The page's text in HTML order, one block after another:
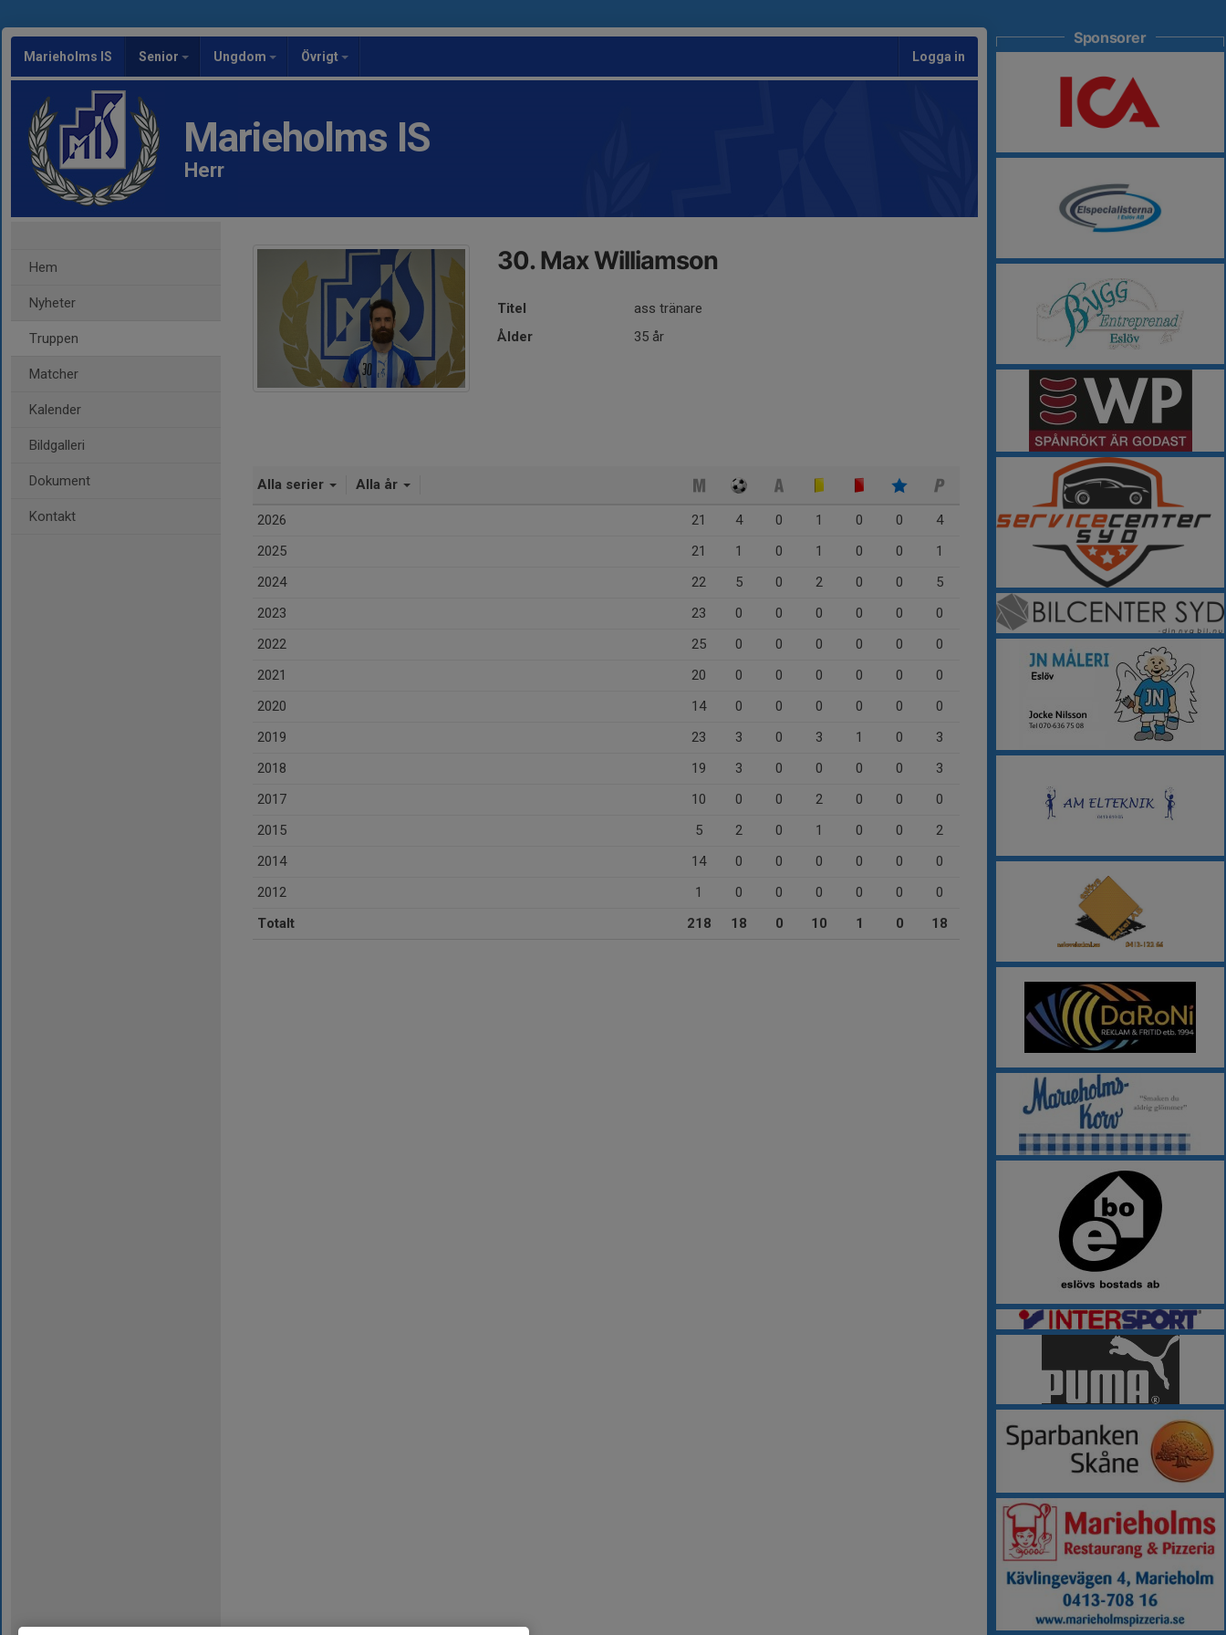
Marieholms IS Senior Ungdom Övrigt Logga in
Marieholms IS
Herr
Hem
Nyheter
Truppen
Matcher
Kalender
Bildgalleri
Dokument
Kontakt
30. Max Williamson
Titel
ass tränare
Ålder
35 år
Alla serier Alla år
2026 21 4 0 1 0 0
4
2025
21 1 0 1 0 0
1
2024
22 5 0 2 0 0
5
2023
23 0 0 0 0 0
0
2022
25 0 0 0 0 0
0
2021
20 0 0 0 0 0
0
2020
14 0 0 0 0 0
0
2019
23 3 0 3 1 0
3
2018
19 3 0 0 0 0
3
2017
10 0 0 2 0 0
0
2015
5 2 0 1 0 0
2
2014
14 0 0 0 0 0
0
2012
1 0 0 0 0 0
0
Totalt
218 18 0 10 1 0 18
Sponsorer